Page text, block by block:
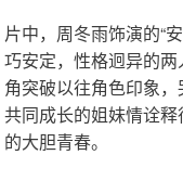
片中，周冬雨饰演的“
巧安定，性格迥异的
角突破以往角色印象
共同成长的姐妹情诠
的大胆青春。